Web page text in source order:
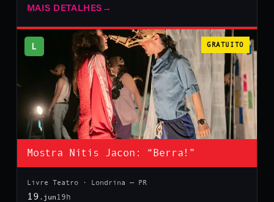
MAIS DETALHES →
L GRATUITO
Mostra Nitis Jacon: “Berra!”
Livre Teatro · Londrina — PR
19 .jun 19h